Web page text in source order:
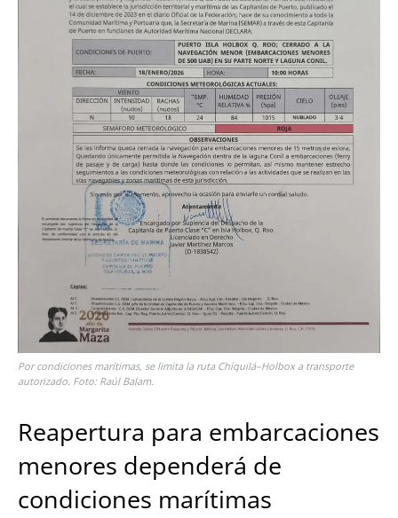
Por condiciones marítimas, se limita la ruta Chiquilá–Holbox a transporte
autorizado. Foto: Raúl Balam.
Reapertura para embarcaciones
menores dependerá de
condiciones marítimas